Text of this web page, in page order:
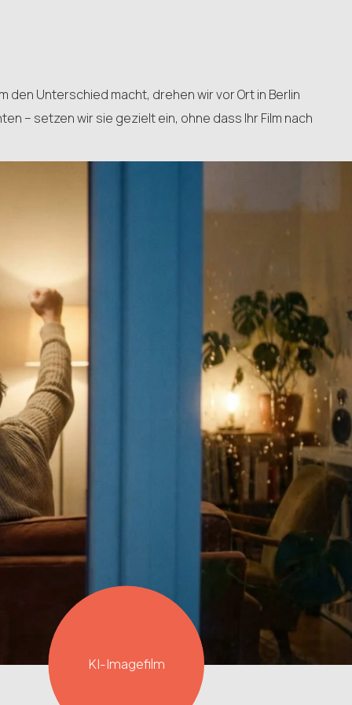
den Unterschied macht, drehen wir vor Ort in Berlin
– setzen wir sie gezielt ein, ohne dass Ihr Film nach
KI-Imagefilm